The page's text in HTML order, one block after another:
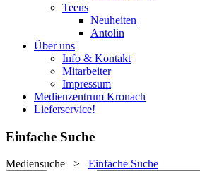
Teens
Neuheiten
Antolin
Über uns
Info & Kontakt
Mitarbeiter
Impressum
Medienzentrum Kronach
Lieferservice!
Einfache Suche
Mediensuche > Einfache Suche